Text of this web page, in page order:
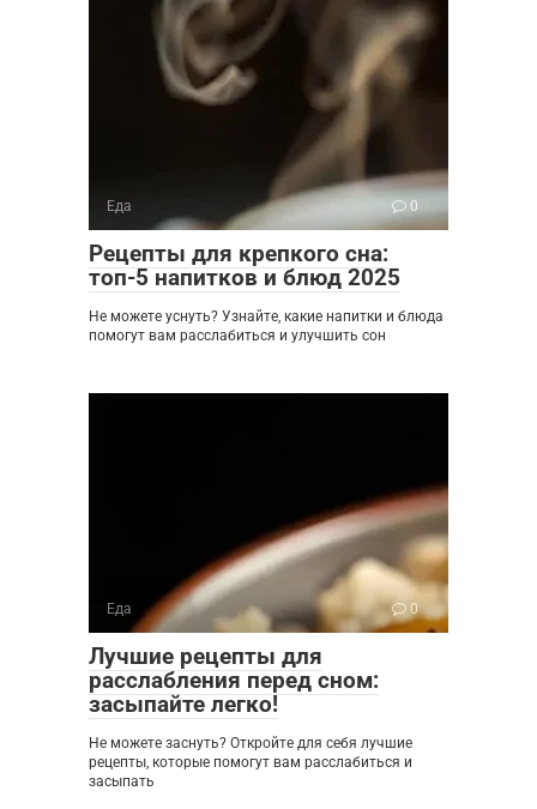
Еда 0
Рецепты для крепкого сна:
топ-5 напитков и блюд 2025
Не можете уснуть? Узнайте, какие напитки и блюда
помогут вам расслабиться и улучшить сон
Еда 0
Лучшие рецепты для
расслабления перед сном:
засыпайте легко!
Не можете заснуть? Откройте для себя лучшие
рецепты, которые помогут вам расслабиться и
засыпать